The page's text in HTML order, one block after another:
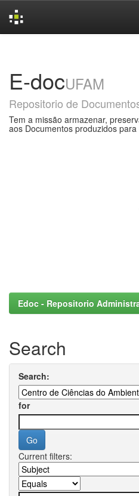
E-docUFAM
Repositorio de
Tem a missão armazenar,
aos Documentos produzidos
Edoc - Repositorio
Search
Search:
for
Current filters: